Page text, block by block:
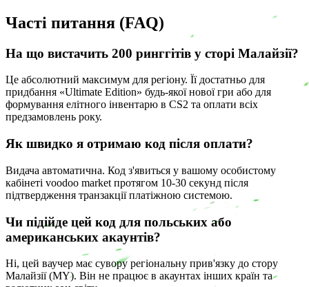
Часті питання (FAQ)
На що вистачить 200 ринггітів у сторі Малайзії?
Це абсолютний максимум для регіону. Її достатньо для
придбання «Ultimate Edition» будь-якої нової гри або для
формування елітного інвентарю в CS2 та оплати всіх
предзамовлень року.
Як швидко я отримаю код після оплати?
Видача автоматична. Код з'явиться у вашому особистому
кабінеті voodoo market протягом 10-30 секунд після
підтвердження транзакції платіжною системою.
Чи підійде цей код для польських або
американських акаунтів?
Ні, цей ваучер має сувору регіональну прив'язку до стору
Малайзії (MY). Він не працює в акаунтах інших країн та